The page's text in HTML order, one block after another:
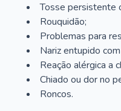
Tosse persistente
Rouquidão;
Problemas para
Nariz entupido
Reação alérgica a
Chiado ou dor no
Roncos.